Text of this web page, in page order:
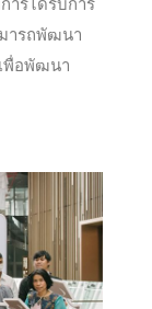
ารถพัฒนา
พื่อพัฒนา